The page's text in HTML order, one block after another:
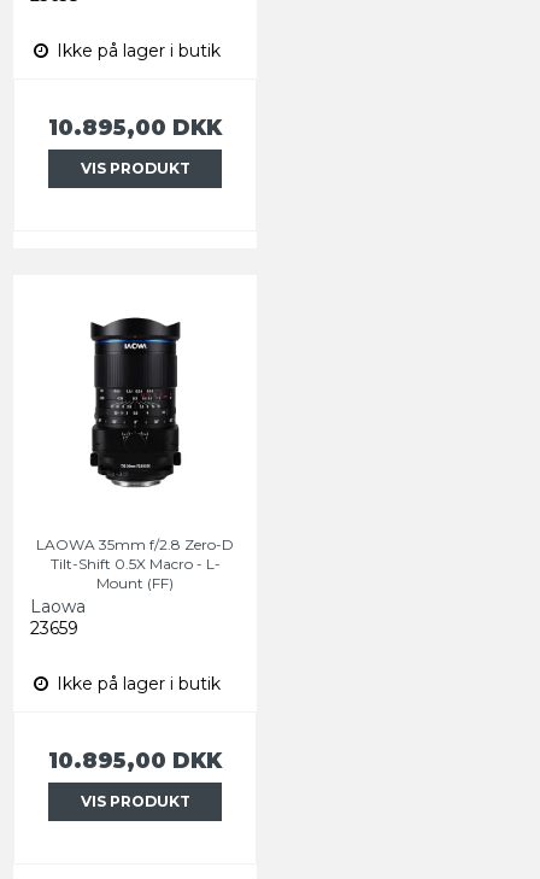
Ikke på lager i butik
10.895,00 DKK
VIS PRODUKT
LAOWA 35mm f/2.8 Zero-D
Tilt-Shift 0.5X Macro - L-
Mount (FF)
Laowa
23659
Ikke på lager i butik
10.895,00 DKK
VIS PRODUKT